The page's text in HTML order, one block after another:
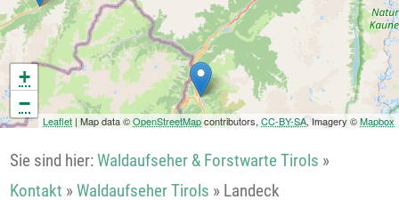
+
−
Leaflet | Map data ©OpenStreetMapcontributors, CC-BY-SA, Imagery ©Mapbox
Sie sind hier:Waldaufseher & Forstwarte Tirols »
Kontakt »Waldaufseher Tirols » Landeck